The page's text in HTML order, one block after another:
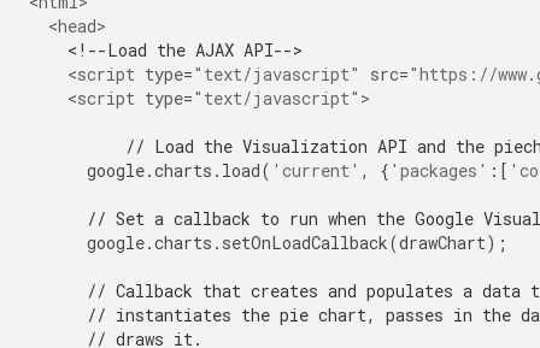
<head>
<!--Load the AJAX API-->
<script type="text/javascript" src="https://
<script type="text/javascript" >
// Load the Visualization API and the
google.charts . load( 'current' , { 'packages' :[
// Set a callback to run when the Google
google.charts . setOnLoadCallback(drawChart);
// Callback that creates and populates a
// instantiates the pie chart, passes in the
// draws it.